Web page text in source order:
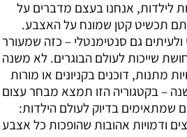
לילדות, אנחנו בעצם מדברים על
תכשיט קטן שמונח על האצבע.
ולעיתים גם סנטימנטלי – כזה שמעורר
שייכות לעולם הבוגרים. לא משנה
מתנות, דוכנים בקניונים או מורות
– בקטגוריה הזו תמצא מבחר עצום
שמתאימים בדיוק לעולם הילדות:
ודמויות אהובות שהופכות כל אצבע